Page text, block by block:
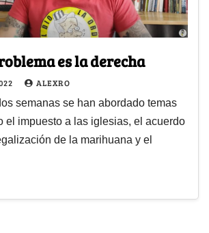
es la derecha
ALEXRO
semanas se han abordado temas
el impuesto a las iglesias, el acuerdo
de la marihuana y el